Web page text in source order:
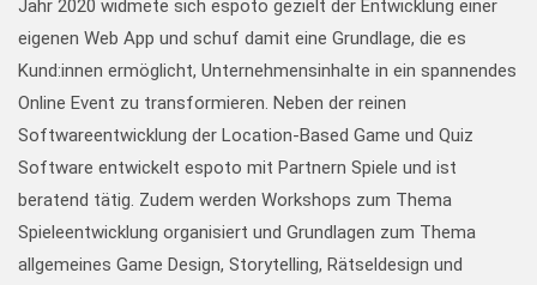
Jahr 2020 widmete sich espoto gezielt der Entwicklung einer
eigenen Web App und schuf damit eine Grundlage, die es
Kund:innen ermöglicht, Unternehmensinhalte in ein spannendes
Online Event zu transformieren. Neben der reinen
Softwareentwicklung der Location-Based Game und Quiz
Software entwickelt espoto mit Partnern Spiele und ist
beratend tätig. Zudem werden Workshops zum Thema
Spieleentwicklung organisiert und Grundlagen zum Thema
allgemeines Game Design, Storytelling, Rätseldesign und